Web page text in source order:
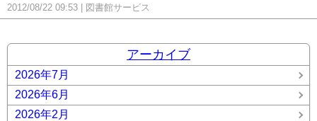
2012/08/22 09:53 図書館サービス
アーカイブ
2026年7月
2026年6月
2026年2月